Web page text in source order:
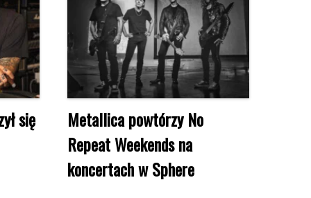
się
Metallica powtórzy No
Repeat Weekends na
koncertach w Sphere